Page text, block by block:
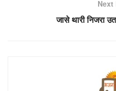
Next
जासे थारी निजरा